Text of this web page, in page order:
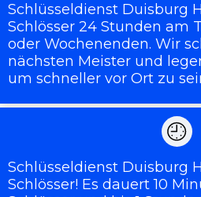
Schlüsseldienst Duisburg
Schlösser 24 Stunden am
oder Wochenenden. Wir
nächsten Meister und
um schneller vor Ort zu
Schlüsseldienst Duisburg
Schlösser! Es dauert 10